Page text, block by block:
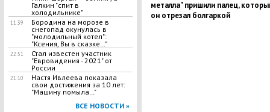
Галкин "спит в
холодильнике"
11:39
Бородина на морозе в
снегопад окунулась в
"молодильный котел":
"Ксения, Вы в сказке…"
22:51
Стал известен участник
"Евровидения - 2021" от
России
21:10
Настя Ивлеева показала
свои достижения за 10 лет:
"Машину помыла…"
ВСЕ НОВОСТИ »
металла" пришили палец,
он отрезал болгаркой